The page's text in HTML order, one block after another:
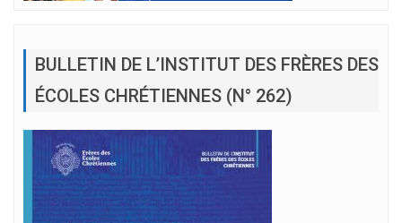
BULLETIN DE L’INSTITUT DES FRÈRES DES
ÉCOLES CHRÉTIENNES (N° 262)